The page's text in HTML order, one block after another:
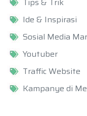
Ide & Inspirasi
Sosial Media
Youtuber
Traffic Website
Kampanye di